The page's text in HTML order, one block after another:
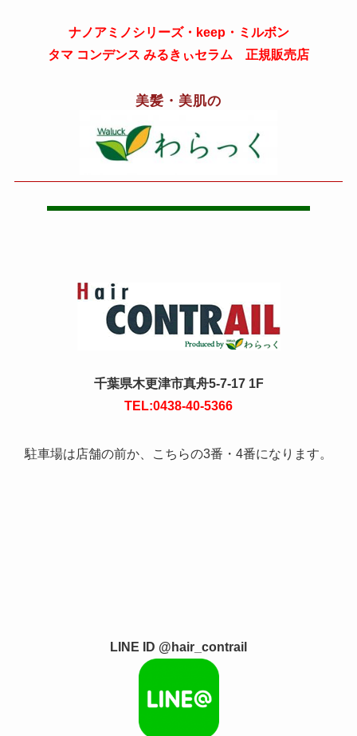
ナノアミノシリーズ・keep・ミルボン
タマ コンデンス みるきぃセラム 正規販売店
美髪・美肌の
千葉県木更津市真舟5-7-17 1F
TEL:0438-40-5366
駐車場は店舗の前か、こちらの3番・4番になります。
LINE ID @hair_contrail